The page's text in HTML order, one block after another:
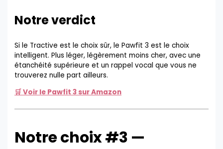
Notre verdict
Si le Tractive est le choix sûr, le Pawfit 3 est le choix
intelligent. Plus léger, légèrement moins cher, avec une
étanchéité supérieure et un rappel vocal que vous ne
trouverez nulle part ailleurs.
🛒 Voir le Pawfit 3 sur Amazon
Notre choix #3 —